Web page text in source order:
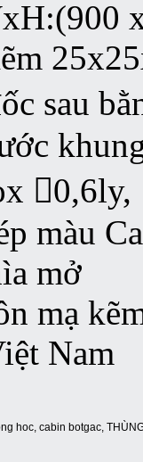
sau
0,6ly,
màu
mở
mạ
Nam
hoc, cabin botgac,